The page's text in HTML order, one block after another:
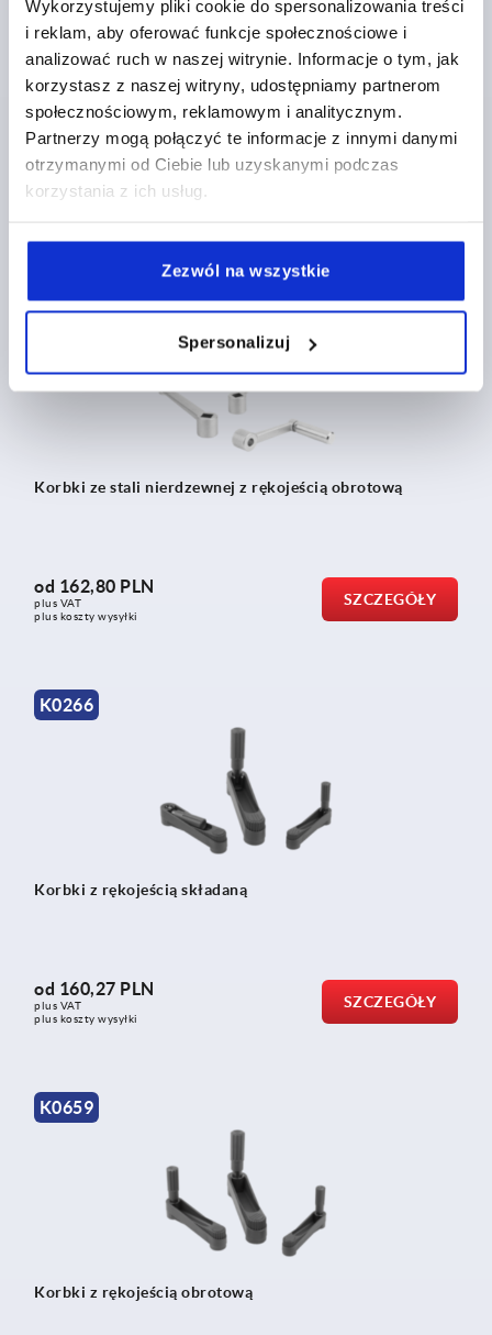
Wykorzystujemy pliki cookie do spersonalizowania treści
i reklam, aby oferować funkcje społecznościowe i
analizować ruch w naszej witrynie. Informacje o tym, jak
korzystasz z naszej witryny, udostępniamy partnerom
społecznościowym, reklamowym i analitycznym.
Partnerzy mogą połączyć te informacje z innymi danymi
otrzymanymi od Ciebie lub uzyskanymi podczas
korzystania z ich usług.
Zezwól na wszystkie
Spersonalizuj
Korbki ze stali nierdzewnej z rękojeścią obrotową
od113,12 PLN
plus VAT
K0999
Korbki ze stali nierdzewnej z rękojeścią obrotową
od 162,80 PLN
plus VAT
plus koszty wysyłki
SZCZEGÓŁY
K0266
Korbki z rękojeścią składaną
od 160,27 PLN
plus VAT
plus koszty wysyłki
SZCZEGÓŁY
K0659
Korbki z rękojeścią obrotową